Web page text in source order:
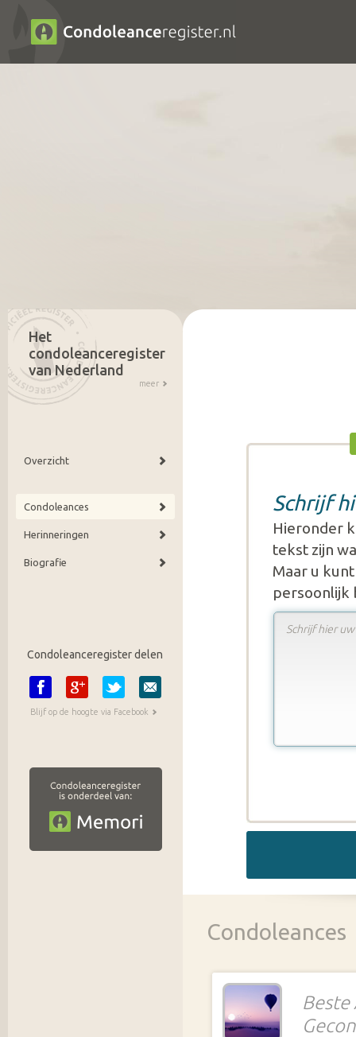
Schrijf
Hieronder
tekst zijn
Maar u
persoonlijk
Condoleances
Beste
Het
condoleanceregister
van Nederland
meer
Overzicht
Condoleances
Herinneringen
Biografie
Condoleanceregister delen
Blijf op de hoogte via Facebook